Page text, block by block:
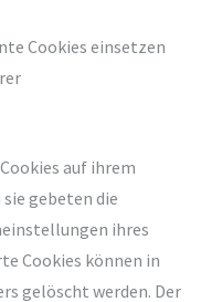
Cookies einsetzen
auf ihrem
gebeten die
ihres
Cookies können in
gelöscht werden. Der